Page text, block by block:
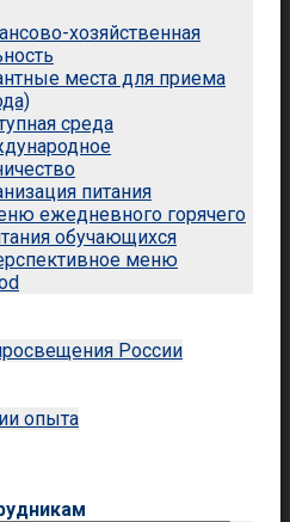
хозяйственная
места для приема
среда
питания
ежедневного горячего
обучающихся
меню
России
опыта